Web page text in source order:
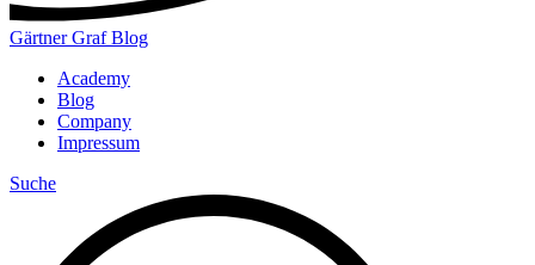
Gärtner Graf Blog
Academy
Blog
Company
Impressum
Suche